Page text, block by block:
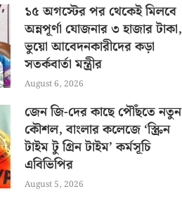
১৫ অগস্টের পর থেকেই মিলবে
অন্নপূর্ণা যোজনার ৩ হাজার টাকা,
ভুয়ো আবেদনকারীদের কড়া
সতর্কবার্তা মন্ত্রীর
August 6, 2026
জেন জি-দের কাছে পৌঁছতে নতুন
কৌশল, বাংলার কলেজে ‘স্ক্রিন
টাইম টু গ্রিন টাইম’ কর্মসূচি
এবিভিপির
August 5, 2026